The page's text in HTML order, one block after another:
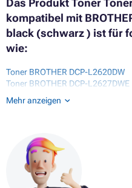
Das Produkt Toner
kompatibel mit
black (schwarz ) ist für
wie:
Toner BROTHER DCP-L2620DW
Toner BROTHER DCP-L2627DWE
Toner BROTHER DCP-L2640DN
Toner BROTHER DCP-L2660DW
Toner BROTHER HL-L2440DWE
Toner BROTHER HL-L2445DW
Toner BROTHER HL-L2447DW
Toner BROTHER HL-L2865DW
Mehr anzeigen